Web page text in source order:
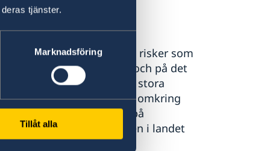
tjänster.
Marknadsföring
Tillåt alla
och-turism/
medveten om de hot och risker som
på sin omgivning och på det
särskilt på platser med stora
offentliga platser, i och omkring
transportmedel, på
informerad om situationen i landet
i säkerhetsfrågor.